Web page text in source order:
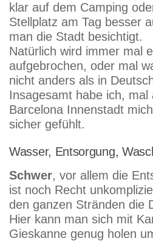
klar auf dem Camping
Stellplatz am Tag besser
man die Stadt besichtigt.
Natürlich wird immer mal
aufgebrochen, oder mal
nicht anders als in
Insagesamt habe ich, mal
Barcelona Innenstadt
sicher gefühlt.
Wasser, Entsorgung,
Schwer, vor allem die
ist noch Recht
den ganzen Stränden die
Hier kann man sich mit
Gieskanne genug holen